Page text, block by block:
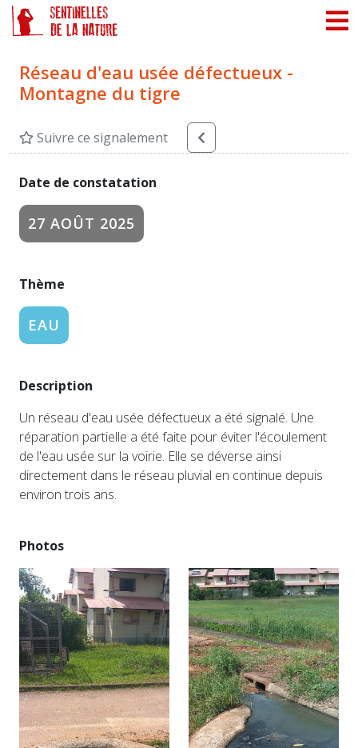
Réseau d'eau usée défectueux -
Montagne du tigre
Suivre ce signalement
Date de constatation
27 AOÛT 2025
Thème
EAU
Description
Un réseau d'eau usée défectueux a été signalé. Une
réparation partielle a été faite pour éviter l'écoulement
de l'eau usée sur la voirie. Elle se déverse ainsi
directement dans le réseau pluvial en continue depuis
environ trois ans.
Photos
Panneau de gestion des cookies